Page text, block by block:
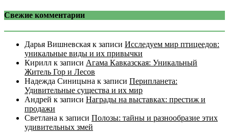
Свежие комментарии
Дарья Вишневская к записи Исследуем мир птицеедов:
уникальные виды и их привычки
Кирилл к записи Агама Кавказская: Уникальный
Житель Гор и Лесов
Надежда Синицына к записи Перипланета:
Удивительные существа и их мир
Андрей к записи Награды на выставках: престиж и
продажи
Светлана к записи Полозы: тайны и разнообразие этих
удивительных змей